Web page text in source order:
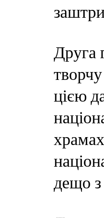
Друга
цією
дещо з